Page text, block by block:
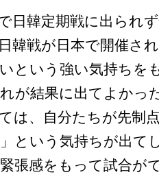
日韓定期戦に出られ
韓戦が日本で開催さ
という強い気持ちを
が結果に出てよかっ
は、自分たちが先制
という気持ちが出て
張感をもって試合が